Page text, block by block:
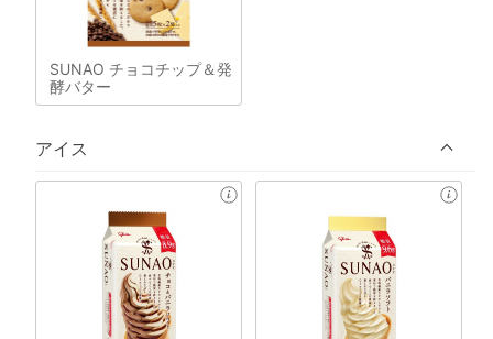
SUNAO チョコチップ＆発
酵バター
アイス